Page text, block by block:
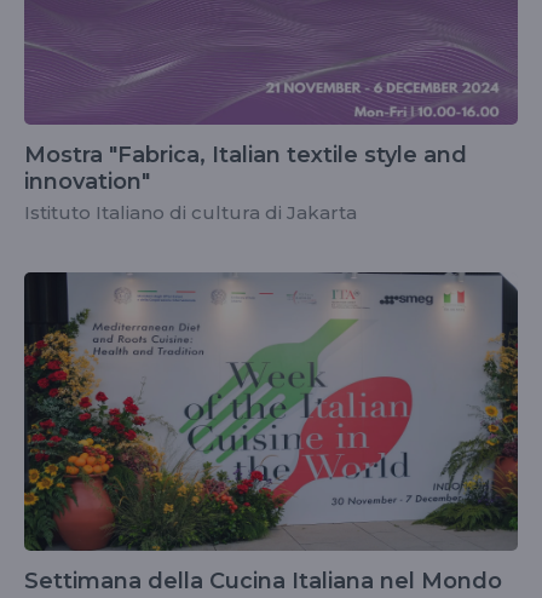
Mostra "Fabrica, Italian textile style and
innovation"
Istituto Italiano di cultura di Jakarta
Settimana della Cucina Italiana nel Mondo